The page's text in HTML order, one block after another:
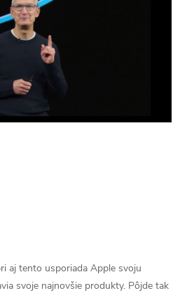
aj tento usporiada Apple svoju
svoje najnovšie produkty. Pôjde tak